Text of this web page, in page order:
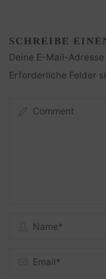
SCHREIBE
Deine E-Mail-
Erforderliche Felder